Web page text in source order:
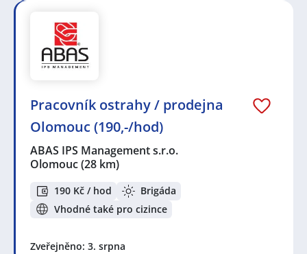
Pracovník ostrahy / prodejna
Olomouc (190,-/hod)
ABAS IPS Management s.r.o.
Olomouc(28 km)
190 Kč / hod
Brigáda
Vhodné také pro cizince
Zveřejněno: 3. srpna